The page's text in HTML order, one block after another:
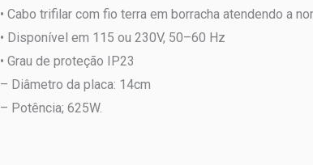
• Cabo trifilar com fio terra em borracha atendendo a
• Disponível em 115 ou 230V, 50–60 Hz
• Grau de proteção IP23
– Diâmetro da placa: 14cm
– Potência; 625W.